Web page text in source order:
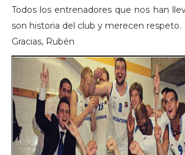
Todos los entrenadores que nos han
son historia del club y merecen respeto.
Gracias, Rubén